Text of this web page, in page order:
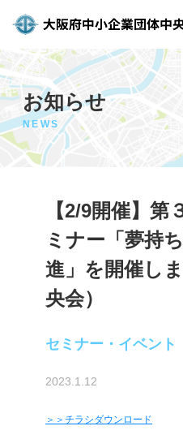
お知らせ
NEWS
【2/9開催】第
ミナー「夢持
進」を開催し
央会）
セミナー・イベント
2023.1.12
＞＞チラシダウンロード